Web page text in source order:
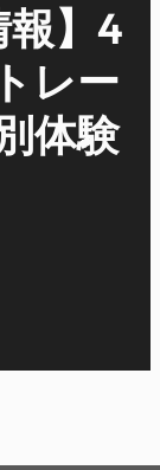
報】4
レー
体験